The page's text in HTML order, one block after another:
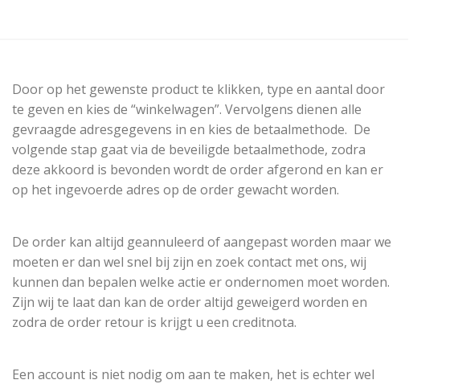
Door op het gewenste product te klikken, type en aantal door
te geven en kies de “winkelwagen”. Vervolgens dienen alle
gevraagde adresgegevens in en kies de betaalmethode. De
volgende stap gaat via de beveiligde betaalmethode, zodra
deze akkoord is bevonden wordt de order afgerond en kan er
op het ingevoerde adres op de order gewacht worden.
De order kan altijd geannuleerd of aangepast worden maar we
moeten er dan wel snel bij zijn en zoek contact met ons, wij
kunnen dan bepalen welke actie er ondernomen moet worden.
Zijn wij te laat dan kan de order altijd geweigerd worden en
zodra de order retour is krijgt u een creditnota.
Een account is niet nodig om aan te maken, het is echter wel